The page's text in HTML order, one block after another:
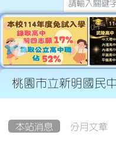
桃園市立新明國民
本站消息 分月文章